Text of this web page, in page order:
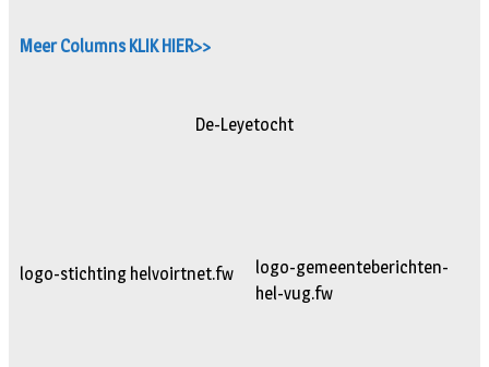
Meer Columns KLIK HIER>>
De-Leyetocht
logo-stichting helvoirtnet.fw
logo-gemeenteberichten-
hel-vug.fw